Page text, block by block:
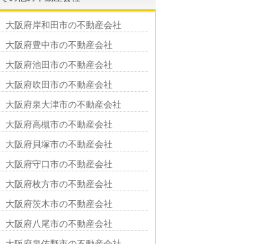
大阪府岸和田市の不動産会社
大阪府豊中市の不動産会社
大阪府池田市の不動産会社
大阪府吹田市の不動産会社
大阪府泉大津市の不動産会社
大阪府高槻市の不動産会社
大阪府貝塚市の不動産会社
大阪府守口市の不動産会社
大阪府枚方市の不動産会社
大阪府茨木市の不動産会社
大阪府八尾市の不動産会社